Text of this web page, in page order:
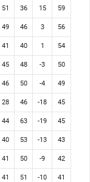
51 36 15 59
49 46 3 56
41 40 1 54
45 48 -3 50
46 50 -4 49
28 46 -18 45
44 63 -19 45
40 53 -13 43
41 50 -9 42
41 51 -10 41